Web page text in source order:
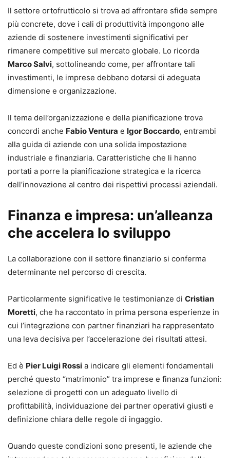
Il settore ortofrutticolo si trova ad affrontare sfide sempre
più concrete, dove i cali di produttività impongono alle
aziende di sostenere investimenti significativi per
rimanere competitive sul mercato globale. Lo ricorda
Marco Salvi, sottolineando come, per affrontare tali
investimenti, le imprese debbano dotarsi di adeguata
dimensione e organizzazione.
Il tema dell’organizzazione e della pianificazione trova
concordi anche Fabio Ventura e Igor Boccardo, entrambi
alla guida di aziende con una solida impostazione
industriale e finanziaria. Caratteristiche che li hanno
portati a porre la pianificazione strategica e la ricerca
dell’innovazione al centro dei rispettivi processi aziendali.
Finanza e impresa: un’alleanza
che accelera lo sviluppo
La collaborazione con il settore finanziario si conferma
determinante nel percorso di crescita.
Particolarmente significative le testimonianze di Cristian
Moretti, che ha raccontato in prima persona esperienze in
cui l’integrazione con partner finanziari ha rappresentato
una leva decisiva per l’accelerazione dei risultati attesi.
Ed è Pier Luigi Rossi a indicare gli elementi fondamentali
perché questo “matrimonio” tra imprese e finanza funzioni:
selezione di progetti con un adeguato livello di
profittabilità, individuazione dei partner operativi giusti e
definizione chiara delle regole di ingaggio.
Quando queste condizioni sono presenti, le aziende che